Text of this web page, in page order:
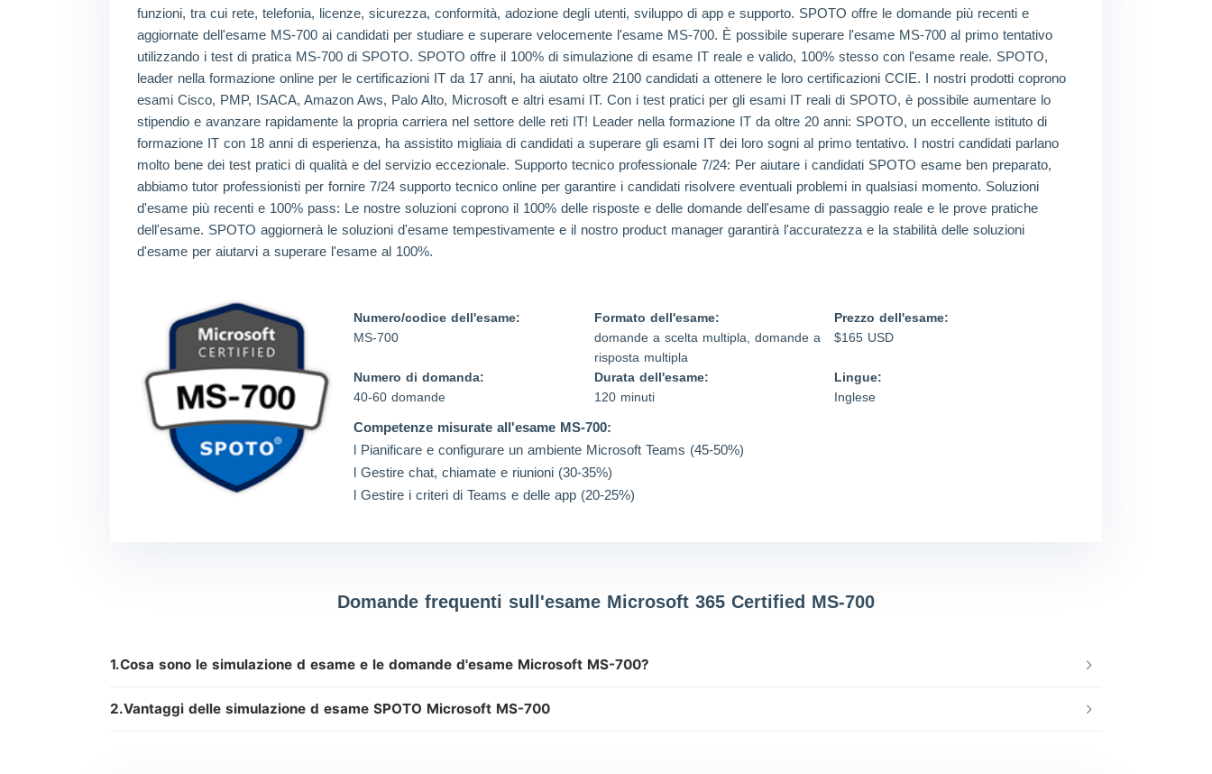
Mas*** 2026/08/08 order Microsoft *** Mic*** 2026/08/08 order Microsoft *** Eth*** 2026/08/08 order Microsoft ***
funzioni, tra cui rete, telefonia, licenze, sicurezza, conformità, adozione degli utenti, sviluppo di app e supporto. SPOTO offre le domande più recenti e
aggiornate dell'esame MS-700 ai candidati per studiare e superare velocemente l'esame MS-700. È possibile superare l'esame MS-700 al primo tentativo
utilizzando i test di pratica MS-700 di SPOTO. SPOTO offre il 100% di simulazione di esame IT reale e valido, 100% stesso con l'esame reale. SPOTO,
leader nella formazione online per le certificazioni IT da 17 anni, ha aiutato oltre 2100 candidati a ottenere le loro certificazioni CCIE. I nostri prodotti coprono
esami Cisco, PMP, ISACA, Amazon Aws, Palo Alto, Microsoft e altri esami IT. Con i test pratici per gli esami IT reali di SPOTO, è possibile aumentare lo
stipendio e avanzare rapidamente la propria carriera nel settore delle reti IT! Leader nella formazione IT da oltre 20 anni: SPOTO, un eccellente istituto di
formazione IT con 18 anni di esperienza, ha assistito migliaia di candidati a superare gli esami IT dei loro sogni al primo tentativo. I nostri candidati parlano
molto bene dei test pratici di qualità e del servizio eccezionale. Supporto tecnico professionale 7/24: Per aiutare i candidati SPOTO esame ben preparato,
abbiamo tutor professionisti per fornire 7/24 supporto tecnico online per garantire i candidati risolvere eventuali problemi in qualsiasi momento. Soluzioni
d'esame più recenti e 100% pass: Le nostre soluzioni coprono il 100% delle risposte e delle domande dell'esame di passaggio reale e le prove pratiche
dell'esame. SPOTO aggiornerà le soluzioni d'esame tempestivamente e il nostro product manager garantirà l'accuratezza e la stabilità delle soluzioni
d'esame per aiutarvi a superare l'esame al 100%.
Numero/codice dell'esame:
MS-700
Formato dell'esame:
domande a scelta multipla, domande a
risposta multipla
Prezzo dell'esame:
$165 USD
Numero di domanda:
40-60 domande
Durata dell'esame:
120 minuti
Lingue:
Inglese
Competenze misurate all'esame MS-700:
l Pianificare e configurare un ambiente Microsoft Teams (45-50%)
l Gestire chat, chiamate e riunioni (30-35%)
l Gestire i criteri di Teams e delle app (20-25%)
Domande frequenti sull'esame Microsoft 365 Certified MS-700
1.Cosa sono le simulazione d esame e le domande d'esame Microsoft MS-700?
2.Vantaggi delle simulazione d esame SPOTO Microsoft MS-700